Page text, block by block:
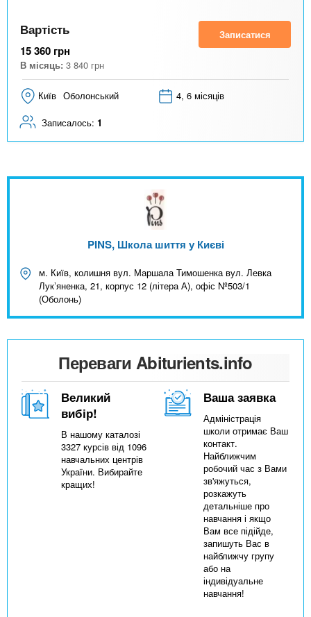
Вартість
15 360 грн
В місяць: 3 840 грн
Записатися
Київ Оболонський 4, 6 місяців
Записалось: 1
PINS, Школа шиття у Києві
м. Київ, колишня вул. Маршала Тимошенка вул. Левка
Лукʼяненка, 21, корпус 12 (літера А), офіс Nº503/1
(Оболонь)
Переваги Abiturients.info
Великий
вибір!
В нашому каталозі
3327 курсів від 1096
навчальних центрів
України. Вибирайте
кращих!
Ваша заявка
Адміністрація
школи отримає Ваш
контакт.
Найближчим
робочий час з Вами
зв'яжуться,
розкажуть
детальніше про
навчання і якщо
Вам все підійде,
запишуть Вас в
найближчу групу
або на
індивідуальне
навчання!